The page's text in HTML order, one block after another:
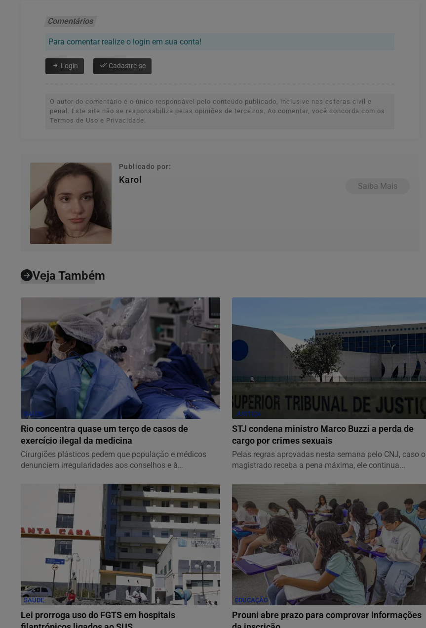
Comentários
Para comentar realize o login em sua conta!
Login Cadastre-se
O autor do comentário é o único responsável pelo conteúdo publicado, inclusive nas esferas civil e
penal. Este site não se responsabiliza pelas opiniões de terceiros. Ao comentar, você concorda com os
Termos de Uso e Privacidade.
Publicado por:
Karol
Saiba Mais
Veja Também
SAÚDE
Rio concentra quase um terço de casos de
exercício ilegal da medicina
Cirurgiões plásticos pedem que população e médicos
denunciem irregularidades aos conselhos e à
JUSTIÇA
STJ condena ministro Marco Buzzi a perda de
cargo por crimes sexuais
Pelas regras aprovadas nesta semana pelo CNJ, caso o
magistrado receba a pena máxima, ele continua...
SAÚDE
Lei prorroga uso do FGTS em hospitais
EDUCAÇÃO
Prouni abre prazo para comprovar informações